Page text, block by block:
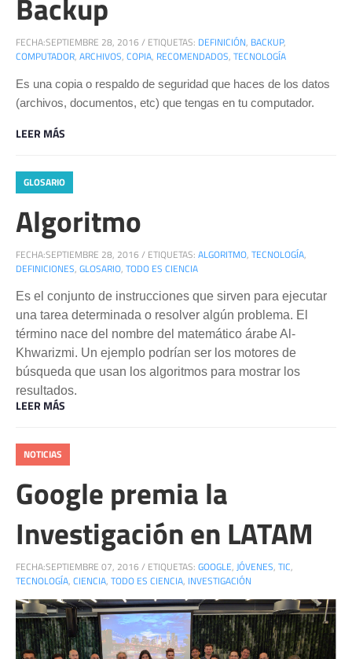
FECHA:SEPTIEMBRE 28, 2016 / ETIQUETAS: DEFINICIÓN, BACKUP,
COMPUTADOR, ARCHIVOS, COPIA, RECOMENDADOS, TECNOLOGÍA
Es una copia o respaldo de seguridad que haces de los datos
(archivos, documentos, etc) que tengas en tu computador.
LEER MÁS
GLOSARIO
Algoritmo
FECHA:SEPTIEMBRE 28, 2016 / ETIQUETAS: ALGORITMO, TECNOLOGÍA,
DEFINICIONES, GLOSARIO, TODO ES CIENCIA
Es el conjunto de instrucciones que sirven para ejecutar
una tarea determinada o resolver algún problema. El
término nace del nombre del matemático árabe Al-
Khwarizmi. Un ejemplo podrían ser los motores de
búsqueda que usan los algoritmos para mostrar los
resultados.
LEER MÁS
NOTICIAS
Google premia la
Investigación en LATAM
FECHA:SEPTIEMBRE 07, 2016 / ETIQUETAS: GOOGLE, JÓVENES, TIC,
TECNOLOGÍA, CIENCIA, TODO ES CIENCIA, INVESTIGACIÓN